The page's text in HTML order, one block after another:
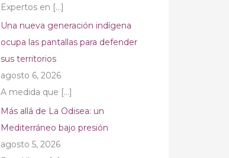
Expertos en […]
Una nueva generación indígena
ocupa las pantallas para defender
sus territorios
agosto 6, 2026
A medida que […]
Más allá de La Odisea: un
Mediterráneo bajo presión
agosto 5, 2026